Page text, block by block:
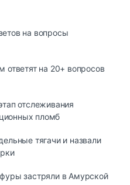
на вопросы
ответят на 20+ вопросов
отслеживания
пломб
тягачи и назвали
застряли в Амурской